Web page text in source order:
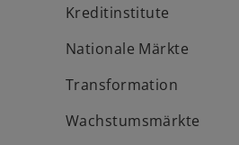
Kreditinstitute
Nationale Märkte
Transformation
Wachstumsmärkte